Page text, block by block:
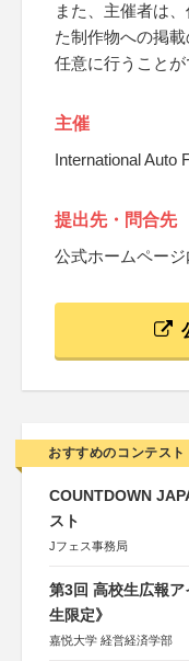
また、主催者は
た制作物への掲
任意に行うこと
主催
International Auto
提出先・問合先
公式ホームペー
おすすめのコンテスト
COUNTDOWN
スト
Jフェス事務局
第3回 高校生広報
生限定》
嘉悦大学 経営経済学部